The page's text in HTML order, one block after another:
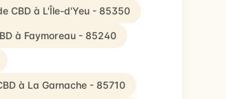
CBD à L'Île-d'Yeu - 85350
à Faymoreau - 85240
à La Garnache - 85710